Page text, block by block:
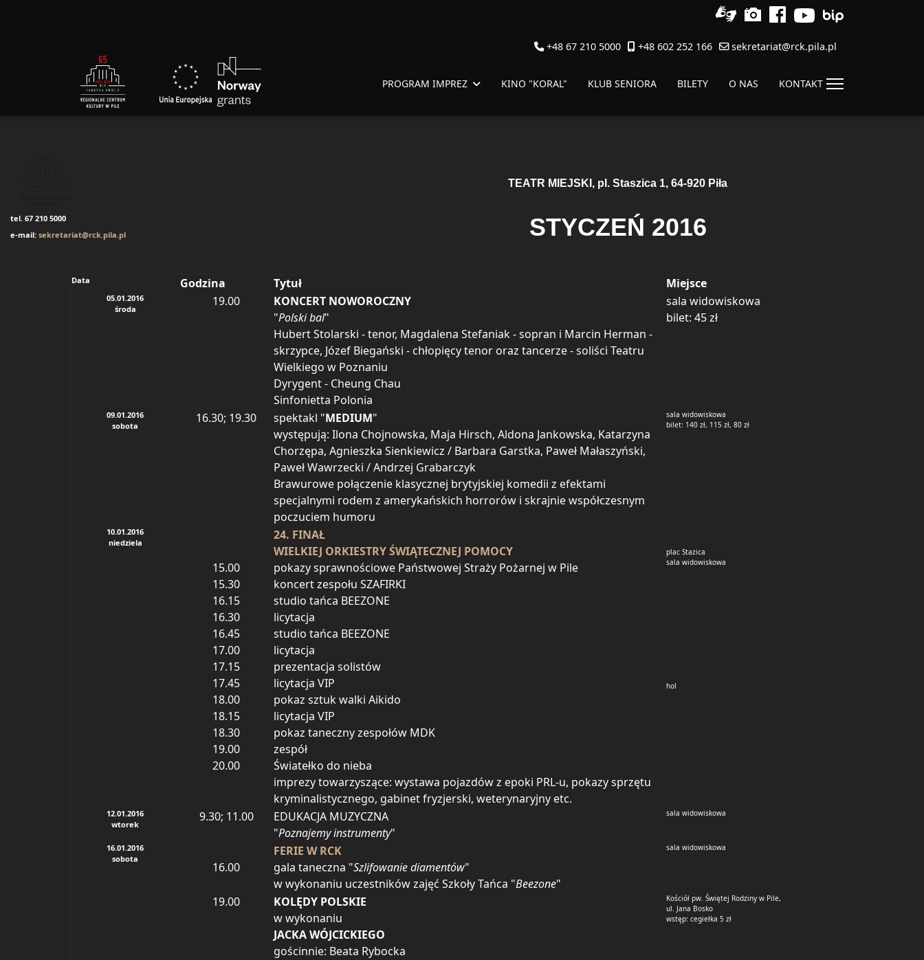
+48 67 210 5000 +48 602 252 166 sekretariat@rck.pila.pl
PROGRAM IMPREZ KINO "KORAL" KLUB SENIORA BILETY O NAS KONTAKT
TEATR MIEJSKI, pl. Staszica 1, 64-920 Piła
tel. 67 210 5000
e-mail: sekretariat@rck.pila.pl STYCZEŃ 2016
Data Godzina Tytuł Miejsce
05.01.2016
środa
19.00
KONCERT NOWOROCZNY
"Polski bal"
Hubert Stolarski - tenor, Magdalena Stefaniak - sopran i Marcin Herman -
skrzypce, Józef Biegański - chłopięcy tenor oraz tancerze - soliści Teatru
Wielkiego w Poznaniu
Dyrygent - Cheung Chau
Sinfonietta Polonia
sala widowiskowa
bilet: 45 zł
09.01.2016
sobota
16.30; 19.30 spektakl "MEDIUM"
występują: Ilona Chojnowska, Maja Hirsch, Aldona Jankowska, Katarzyna
Chorzępa, Agnieszka Sienkiewicz / Barbara Garstka, Paweł Małaszyński,
Paweł Wawrzecki / Andrzej Grabarczyk
Brawurowe połączenie klasycznej brytyjskiej komedii z efektami
specjalnymi rodem z amerykańskich horrorów i skrajnie współczesnym
poczuciem humoru
sala widowiskowa
bilet: 140 zł, 115 zł, 80 zł
10.01.2016
niedziela
15.00
15.30
16.15
16.30
16.45
17.00
17.15
17.45
18.00
18.15
18.30
19.00
20.00
24. FINAŁ
WIELKIEJ ORKIESTRY ŚWIĄTECZNEJ POMOCY
pokazy sprawnościowe Państwowej Straży Pożarnej w Pile
koncert zespołu SZAFIRKI
studio tańca BEEZONE
licytacja
studio tańca BEEZONE
licytacja
prezentacja solistów
licytacja VIP
pokaz sztuk walki Aikido
licytacja VIP
pokaz taneczny zespołów MDK
zespół
Światełko do nieba
imprezy towarzyszące: wystawa pojazdów z epoki PRL-u, pokazy sprzętu
kryminalistycznego, gabinet fryzjerski, weterynaryjny etc.
plac Stazica
sala widowiskowa
hol
12.01.2016
wtorek
9.30; 11.00
EDUKACJA MUZYCZNA
"Poznajemy instrumenty"
sala widowiskowa
16.01.2016
sobota
16.00
FERIE W RCK
gala taneczna "Szlifowanie diamentów"
w wykonaniu uczestników zajęć Szkoły Tańca "Beezone"
sala widowiskowa
19.00
KOLĘDY POLSKIE
w wykonaniu
JACKA WÓJCICKIEGO
gościnnie: Beata Rybocka
Kościół pw. Świętej Rodziny w Pile,
ul. Jana Bosko
wstęp: cegiełka 5 zł